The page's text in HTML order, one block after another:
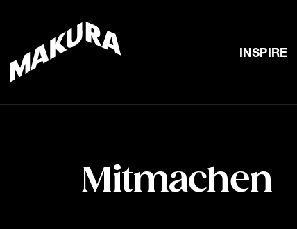
INSPIRE
Mitmachen